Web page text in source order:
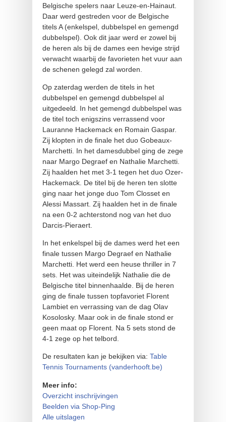
Belgische spelers naar Leuze-en-Hainaut.
Daar werd gestreden voor de Belgische
titels A (enkelspel, dubbelspel en gemengd
dubbelspel). Ook dit jaar werd er zowel bij
de heren als bij de dames een hevige strijd
verwacht waarbij de favorieten het vuur aan
de schenen gelegd zal worden.
Op zaterdag werden de titels in het
dubbelspel en gemengd dubbelspel al
uitgedeeld. In het gemengd dubbelspel was
de titel toch enigszins verrassend voor
Lauranne Hackemack en Romain Gaspar.
Zij klopten in de finale het duo Gobeaux-
Marchetti. In het damesdubbel ging de zege
naar Margo Degraef en Nathalie Marchetti.
Zij haalden het met 3-1 tegen het duo Ozer-
Hackemack. De titel bij de heren ten slotte
ging naar het jonge duo Tom Closset en
Alessi Massart. Zij haalden het in de finale
na een 0-2 achterstond nog van het duo
Darcis-Pieraert.
In het enkelspel bij de dames werd het een
finale tussen Margo Degraef en Nathalie
Marchetti. Het werd een heuse thriller in 7
sets. Het was uiteindelijk Nathalie die de
Belgische titel binnenhaalde. Bij de heren
ging de finale tussen topfavoriet Florent
Lambiet en verrassing van de dag Olav
Kosolosky. Maar ook in de finale stond er
geen maat op Florent. Na 5 sets stond de
4-1 zege op het telbord.
De resultaten kan je bekijken via: Table
Tennis Tournaments (vanderhooft.be)
Meer info:
Overzicht inschrijvingen
Beelden via Shop-Ping
Alle uitslagen